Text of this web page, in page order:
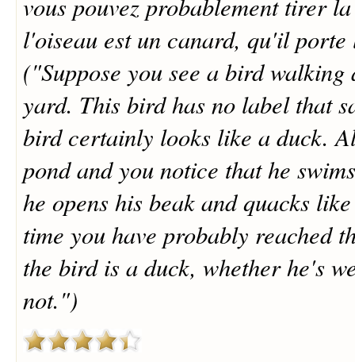
l'oiseau est un canard, qu'il
("Suppose you see a bird
yard. This bird has no label that
bird certainly looks like a duck.
pond and you notice that he
he opens his beak and quacks
time you have probably reached
the bird is a duck, whether he's
not.")